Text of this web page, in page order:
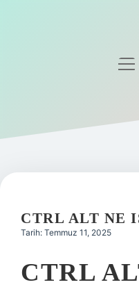
Gizlilik Politikası
Yasal Uyarı
CTRL ALT NE
Tarih: Temmuz 11, 2025
CTRL